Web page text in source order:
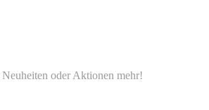
oder Aktionen mehr!